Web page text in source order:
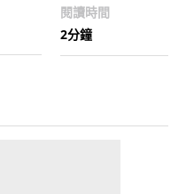
閱讀時間
2分鐘